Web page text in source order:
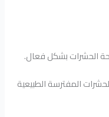
الحشرات بشكل فعال.
المفترسة الطبيعية